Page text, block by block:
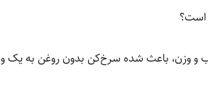
است؟
باعث شده سرخ‌کن بدون روغن به یک